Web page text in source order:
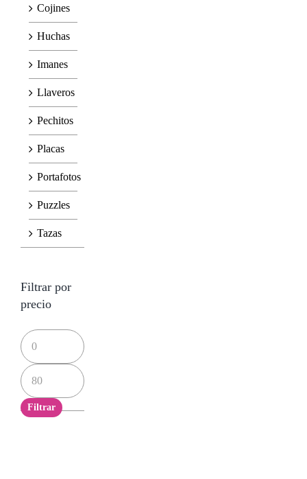
Cojines
Huchas
Imanes
Llaveros
Pechitos
Placas
Portafotos
Puzzles
Tazas
Filtrar por
precio
Precio
mínimo
Precio
máximo
Filtrar